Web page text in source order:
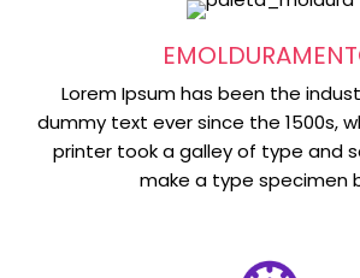
Lorem Ipsum has been the
dummy text ever since the 1500s,
printer took a galley of type and
make a type specimen